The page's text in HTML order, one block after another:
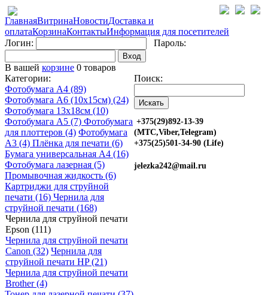
ГлавнаяВитринаНовостиДоставка и
оплатаКорзинаКонтактыИнформация для посетителей
Логин:
Пароль:
Вход
В вашей корзине 0 товаров
Категории:
Фотобумага A4 (89)
Фотобумага A6 (10х15см) (24)
Фотобумага 13х18см (10)
Фотобумага A5 (7) Фотобумага
для плоттеров (4) Фотобумага
A3 (4) Плёнка для печати (6)
Бумага универсальная A4 (16)
Фотобумага лазерная (5)
Промывочная жидкость (6)
Картриджи для струйной
печати (16) Чернила для
струйной печати (168)
Чернила для струйной печати
Epson (111)
Чернила для струйной печати
Canon (32) Чернила для
струйной печати HP (21)
Чернила для струйной печати
Brother (4)
Поиск:
+375(29)892-13-39
(МТС,Viber,Telegram)
+375(25)501-34-90 (Life)
jelezka242@mail.ru